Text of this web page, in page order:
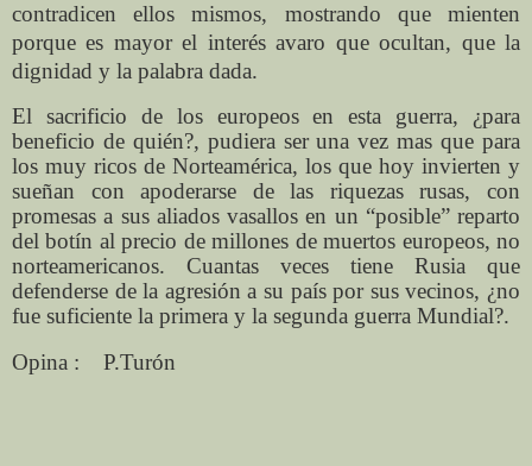
contradicen ellos mismos, mostrando que mienten
porque es mayor el interés avaro que ocultan, que la
dignidad y la palabra dada.
El sacrificio de los europeos en esta guerra, ¿para
beneficio de quién?, pudiera ser una vez mas que para
los muy ricos de Norteamérica, los que hoy invierten y
sueñan con apoderarse de las riquezas rusas, con
promesas a sus aliados vasallos en un “posible” reparto
del botín al precio de millones de muertos europeos, no
norteamericanos. Cuantas veces tiene Rusia que
defenderse de la agresión a su país por sus vecinos, ¿no
fue suficiente la primera y la segunda guerra Mundial?.
Opina :
P.Turón